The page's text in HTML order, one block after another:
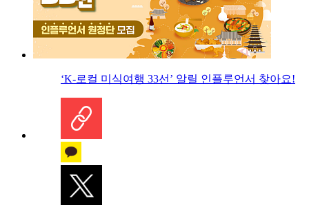
‘K-로컬 미식여행 33선’ 알릴 인플루언서 찾아요!